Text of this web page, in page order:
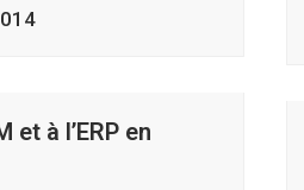
et à l’ERP en